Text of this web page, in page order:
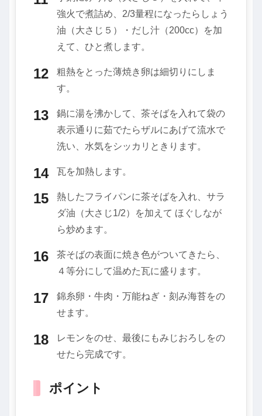
強火で煮詰め、2/3量程になったらしょう
油（大さじ５）・だし汁（200cc）を加
えて、ひと煮します。
粗熱をとった薄焼き卵は細切りにしま
す。
鍋に湯を沸かして、茶そばを入れて袋の
表示通りに茹でたらザルにあげて流水で
洗い、水気をシッカリときります。
瓦を加熱します。
熱したフライパンに茶そばを入れ、サラ
ダ油（大さじ1/2）を加えて ほぐしなが
ら炒めます。
茶そばの表面に焼き色がついてきたら、
４等分にして温めた瓦に盛ります。
錦糸卵・牛肉・万能ねぎ・刻み海苔をの
せます。
レモンをのせ、最後にもみじおろしをの
せたら完成です。
ポイント